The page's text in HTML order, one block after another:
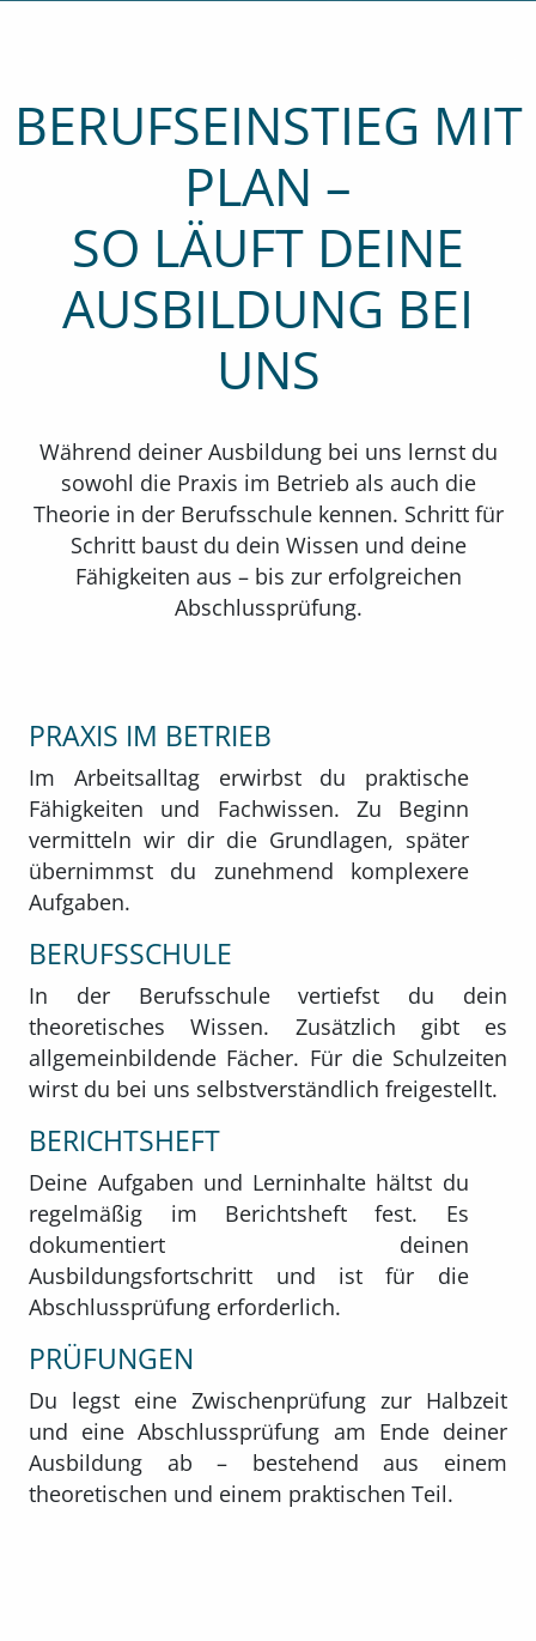
BERUFSEINSTIEG MIT
PLAN –
SO LÄUFT DEINE
AUSBILDUNG BEI
UNS
Während deiner Ausbildung bei uns lernst du
sowohl die Praxis im Betrieb als auch die
Theorie in der Berufsschule kennen. Schritt für
Schritt baust du dein Wissen und deine
Fähigkeiten aus – bis zur erfolgreichen
Abschlussprüfung.
PRAXIS IM BETRIEB
Im Arbeitsalltag erwirbst du praktische
Fähigkeiten und Fachwissen. Zu Beginn
vermitteln wir dir die Grundlagen, später
übernimmst du zunehmend komplexere
Aufgaben.
BERUFSSCHULE
In der Berufsschule vertiefst du dein
theoretisches Wissen. Zusätzlich gibt es
allgemeinbildende Fächer. Für die Schulzeiten
wirst du bei uns selbstverständlich freigestellt.
BERICHTSHEFT
Deine Aufgaben und Lerninhalte hältst du
regelmäßig im Berichtsheft fest. Es
dokumentiert deinen
Ausbildungsfortschritt und ist für die
Abschlussprüfung erforderlich.
PRÜFUNGEN
Du legst eine Zwischenprüfung zur Halbzeit
und eine Abschlussprüfung am Ende deiner
Ausbildung ab – bestehend aus einem
theoretischen und einem praktischen Teil.